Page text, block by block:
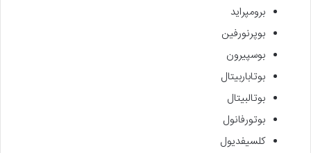
برومپراید
بوپرنورفین
بوسپیرون
بوتاباربیتال
بوتالبیتال
بوتورفانول
کلسیفدیول